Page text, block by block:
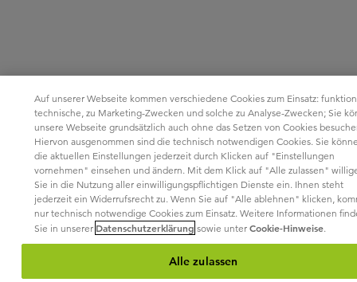
Auf unserer Webseite kommen verschiedene Cookies zum Einsatz:
technische, zu Marketing-Zwecken und solche zu Analyse-Zwecken; Sie
unsere Webseite grundsätzlich auch ohne das Setzen von Cookies
Hiervon ausgenommen sind die technisch notwendigen Cookies. Sie
die aktuellen Einstellungen jederzeit durch Klicken auf "Einstellungen
vornehmen" einsehen und ändern. Mit dem Klick auf "Alle zulassen"
Sie in die Nutzung aller einwilligungspflichtigen Dienste ein. Ihnen steht
jederzeit ein Widerrufsrecht zu. Wenn Sie auf "Alle ablehnen" klicken,
nur technisch notwendige Cookies zum Einsatz. Weitere Informationen
Sie in unserer Datenschutzerklärung sowie unterCookie-Hinweise.
Alle zulassen